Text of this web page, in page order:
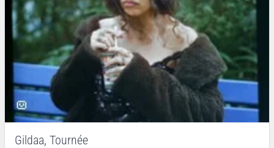
Gildaa, Tournée